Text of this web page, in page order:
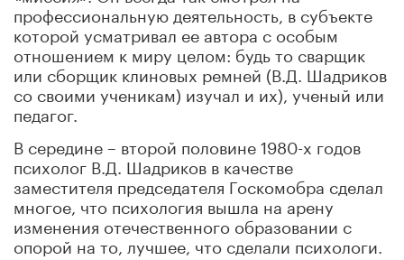
профессиональную деятельность, в субъекте
которой усматривал ее автора с особым
отношением к миру целом: будь то сварщик
или сборщик клиновых ремней (В.Д. Шадриков
со своими ученикам) изучал и их), ученый или
педагог.
В середине – второй половине 1980-х годов
психолог В.Д. Шадриков в качестве
заместителя председателя Госкомобра сделал
многое, что психология вышла на арену
изменения отечественного образовании с
опорой на то, лучшее, что сделали психологи.